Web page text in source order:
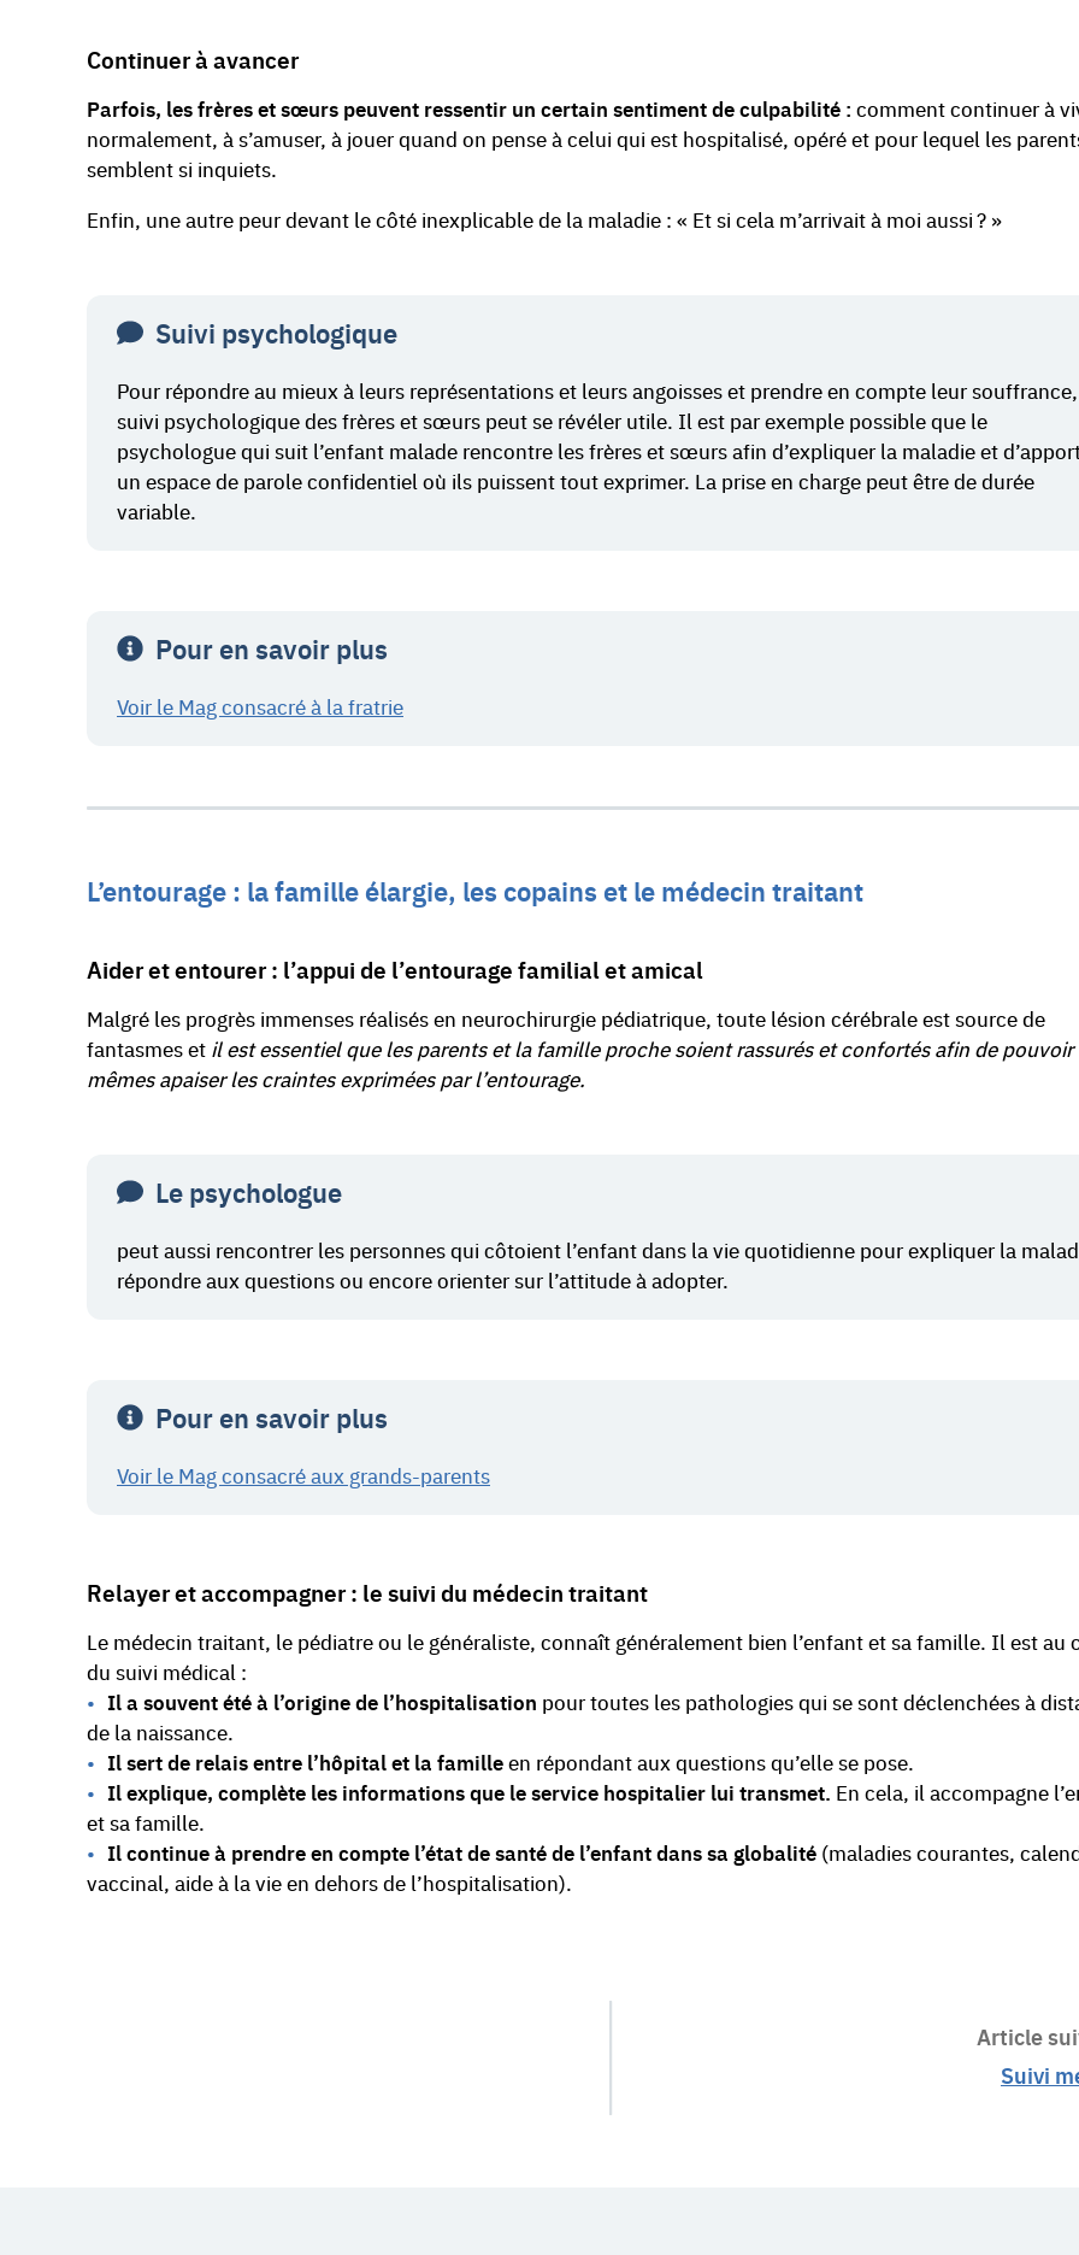
Continuer à avancer
Parfois, les frères et sœurs peuvent ressentir un certain sentiment de culpabilité : comment continuer à
normalement, à s’amuser, à jouer quand on pense à celui qui est hospitalisé, opéré et pour lequel les
semblent si inquiets.
Enfin, une autre peur devant le côté inexplicable de la maladie : « Et si cela m’arrivait à moi aussi ? »
Suivi psychologique
Pour répondre au mieux à leurs représentations et leurs angoisses et prendre en compte leur
suivi psychologique des frères et sœurs peut se révéler utile. Il est par exemple possible que le
psychologue qui suit l’enfant malade rencontre les frères et sœurs afin d’expliquer la maladie et
un espace de parole confidentiel où ils puissent tout exprimer. La prise en charge peut être de durée
variable.
Pour en savoir plus
Voir le Mag consacré à la fratrie
L’entourage : la famille élargie, les copains et le médecin traitant
Aider et entourer : l’appui de l’entourage familial et amical
Malgré les progrès immenses réalisés en neurochirurgie pédiatrique, toute lésion cérébrale est source de
fantasmes et il est essentiel que les parents et la famille proche soient rassurés et confortés afin de pouvoir
mêmes apaiser les craintes exprimées par l’entourage.
Le psychologue
peut aussi rencontrer les personnes qui côtoient l’enfant dans la vie quotidienne pour expliquer la
répondre aux questions ou encore orienter sur l’attitude à adopter.
Pour en savoir plus
Voir le Mag consacré aux grands-parents
Relayer et accompagner : le suivi du médecin traitant
Le médecin traitant, le pédiatre ou le généraliste, connaît généralement bien l’enfant et sa famille. Il est
du suivi médical :
Il a souvent été à l’origine de l’hospitalisation pour toutes les pathologies qui se sont déclenchées à
de la naissance.
Il sert de relais entre l’hôpital et la familleen répondant aux questions qu’elle se pose.
Il explique, complète les informations que le service hospitalier lui transmet. En cela, il accompagne
et sa famille.
Il continue à prendre en compte l’état de santé de l’enfant dans sa globalité (maladies courantes,
vaccinal, aide à la vie en dehors de l’hospitalisation).
Article
Suivi